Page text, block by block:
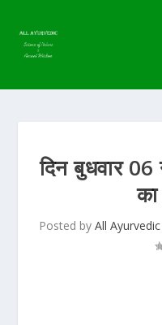
दिन बुधवार
Posted by All Ayurvedic